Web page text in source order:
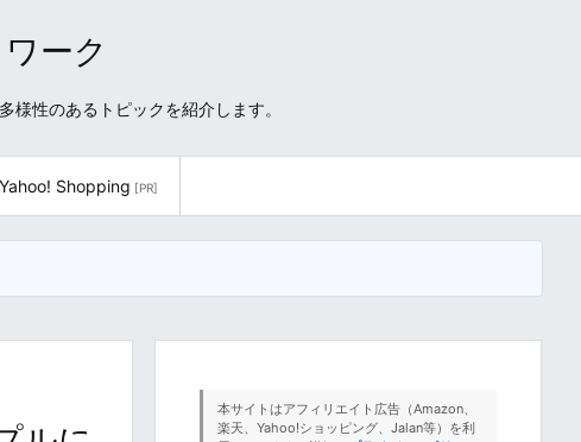
ーク
性のあるトピックを紹介します。
Yahoo! Shopping [PR]
本サイトはアフィリエイト広告（Amazon、
楽天、Yahoo!ショッピング、Jalan等）を利